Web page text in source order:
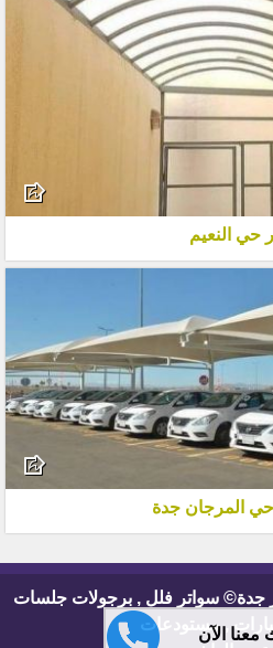
معنا الآن
حي النعيم
المرجان جدة
سواتر فلل , برجولات جلسات
, مستودعات